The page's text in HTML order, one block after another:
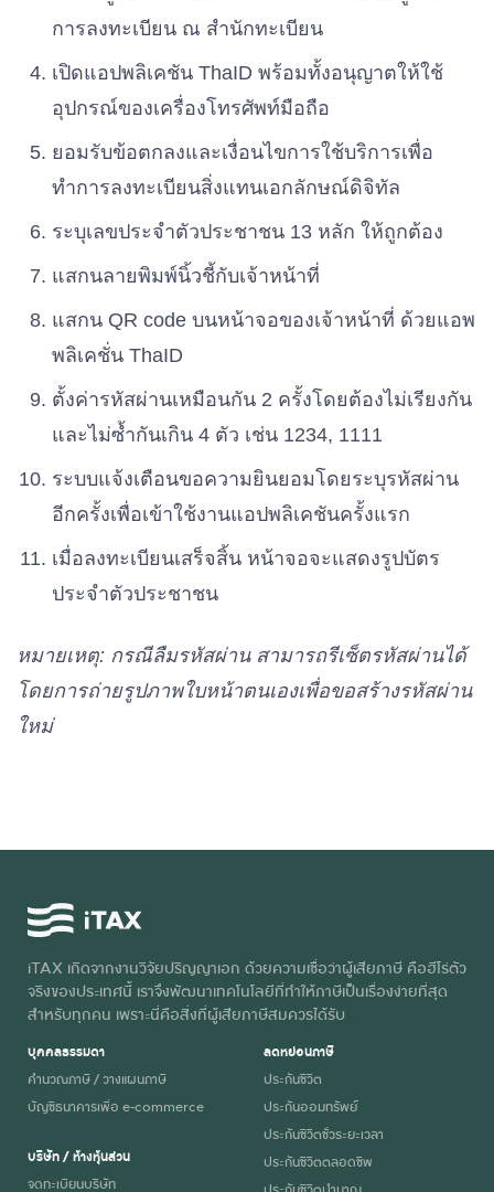
การลงทะเบียน ณ สำนักทะเบียน
เปิดแอปพลิเคชัน ThaID พร้อมทั้งอนุญาตให้ใช้
อุปกรณ์ของเครื่องโทรศัพท์มือถือ
ยอมรับข้อตกลงและเงื่อนไขการใช้บริการเพื่อ
ทำการลงทะเบียนสิ่งแทนเอกลักษณ์ดิจิทัล
ระบุเลขประจำตัวประชาชน 13 หลัก ให้ถูกต้อง
แสกนลายพิมพ์นิ้วชี้กับเจ้าหน้าที่
แสกน QR code บนหน้าจอของเจ้าหน้าที่ ด้วยแอพ
พลิเคชั่น ThaID
ตั้งค่ารหัสผ่านเหมือนกัน 2 ครั้งโดยต้องไม่เรียงกัน
และไม่ซ้ำกันเกิน 4 ตัว เช่น 1234, 1111
ระบบแจ้งเตือนขอความยินยอมโดยระบุรหัสผ่าน
อีกครั้งเพื่อเข้าใช้งานแอปพลิเคชันครั้งแรก
เมื่อลงทะเบียนเสร็จสิ้น หน้าจอจะแสดงรูปบัตร
ประจำตัวประชาชน
หมายเหตุ: กรณีลืมรหัสผ่าน สามารถรีเซ็ตรหัสผ่านได้
โดยการถ่ายรูปภาพใบหน้าตนเองเพื่อขอสร้างรหัสผ่าน
ใหม่
iTAX เกิดจากงานวิจัยปริญญาเอก ด้วยความเชื่อว่าผู้เสียภาษี คือฮีโร่ตัว
จริงของประเทศนี้ เราจึงพัฒนาเทคโนโลยีที่ทำให้ภาษีเป็นเรื่องง่ายที่สุด
สำหรับทุกคน เพราะนี่คือสิ่งที่ผู้เสียภาษีสมควรได้รับ
บุคคลธรรมดา
คำนวณภาษี / วางแผนภาษี
บัญชีธนาคารเพื่อ e-commerce
บริษัท / ห้างหุ้นส่วน
จดทะเบียนบริษัท
ลดหย่อนภาษี
ประกันชีวิต
ประกันออมทรัพย์
ประกันชีวิตชั่วระยะเวลา
ประกันชีวิตตลอดชีพ